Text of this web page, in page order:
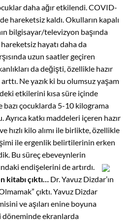
daha ağır etkilendi. COVID-
hareketsiz kaldı. Okulların kapalı
bilgisayar/televizyon başında
hayatı daha da
uzun saatler geçiren
da değişti, özellikle hazır
Ne yazık ki bu olumsuz yaşam
etkilerini kısa süre içinde
bazı çocuklarda 5-10 kilograma
Ayrıca katkı maddeleri içeren hazır
hızlı kilo alımı ile birlikte, özellikle
ile ergenlik belirtilerinin erken
Bu süreç ebeveynlerin
endişelerini de artırdı.
kitabı çıktı… Dr. Yavuz Dizdar’ın
çıktı. Yavuz Dizdar
ve aşıları enine boyuna
ekranlarda